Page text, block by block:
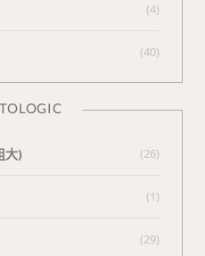
(4)
(40)
大) (26)
(1)
(29)